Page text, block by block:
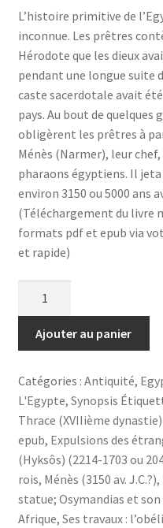
L’histoire primitive de
inconnue. Les prêtres
Hérodote que les dieux
pendant une longue suite
caste sacerdotale avait
pays. Au bout de
obligèrent les prêtres à
Ménès (Narmer), leur
pharaons égyptiens. Il
environ 3150 ou 5000 ans
(Téléchargement du livre
formats pdf et epub via
et rapide)
premiers
Sésostris
de
l’Egypte
ancienne-
Format
numérique
(ebook)
Ajouter au panier
Catégories : Antiquité,
L'Egypte, Synopsis
Thrace (XVIIième dynastie)
epub, Expulsions des
(Hyksôs) (2214-1703 ou
rois, Ménès (3150 av. J.C.?),
statue; Osymandias et
Afrique, Ses travaux :